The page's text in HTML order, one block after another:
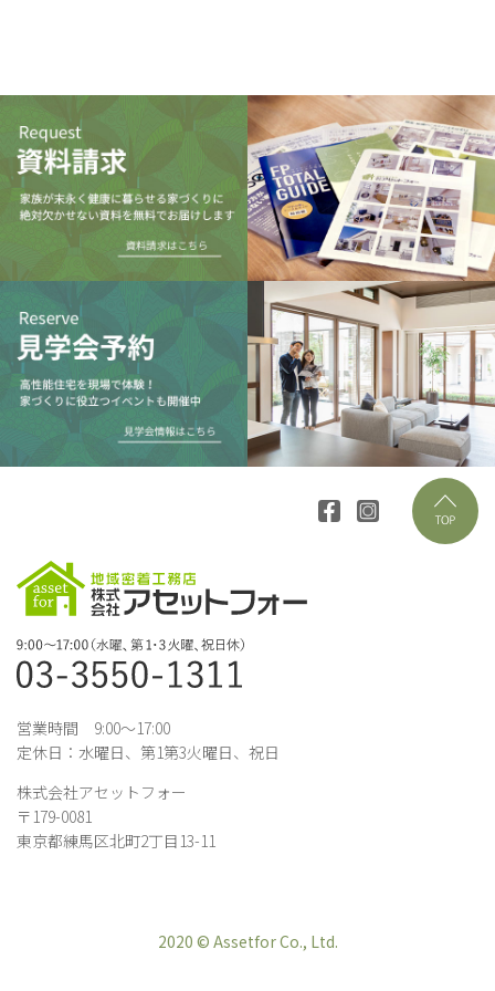
営業時間 9:00～17:00
定休日：水曜日、第1第3火曜日、祝日
株式会社アセットフォー
〒179-0081
東京都練馬区北町2丁目13-11
2020 © Assetfor Co., Ltd.